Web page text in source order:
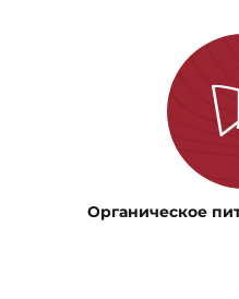
Органическое